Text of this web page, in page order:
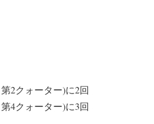
2クォーター)に2回
4クォーター)に3回